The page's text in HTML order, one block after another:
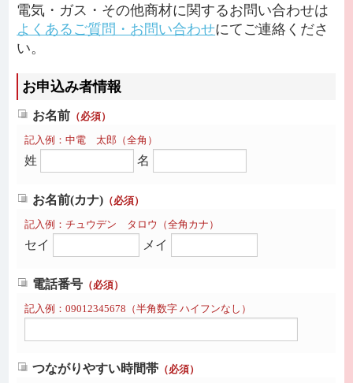
電気・ガス・その他商材に関するお問い合わせは
よくあるご質問・お問い合わせにてご連絡くださ
い。
お申込み者情報
お名前 （必須）
記入例：中電 太郎（全角）
姓 名
お名前(カナ) （必須）
記入例：チュウデン タロウ（全角カナ）
セイ メイ
電話番号 （必須）
記入例：09012345678（半角数字 ハイフンなし）
つながりやすい時間帯 （必須）